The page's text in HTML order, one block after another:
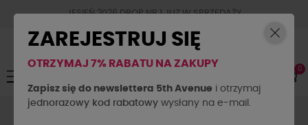
JESIEŃ 2026 DROP NR.1 JUZ W SPRZEDAŻY
Toggle
navigation
☰ 0
Spodenki Spodenki materiałowe
Spodenki z ekoskóry
ZAREJESTRUJ SIĘ
OTRZYMAJ 7% RABATU NA ZAKUPY
Zapisz się do newslettera 5th Avenue i otrzymaj
jednorazowy kod rabatowy wysłany na e-mail.